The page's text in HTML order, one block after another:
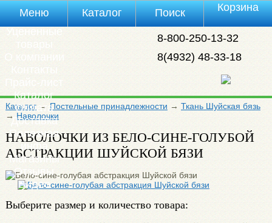
8-800-250-13-32
8(4932) 48-33-18
Каталог→ Постельные принадлежности → Ткань Шуйская бязь
→ Наволочки
НАВОЛОЧКИ ИЗ БЕЛО-СИНЕ-ГОЛУБОЙ
АБСТРАКЦИИ ШУЙСКОЙ БЯЗИ
Выберите размер и количество товара:
Меню
Уцененные
товары
О компании
Контакты
Прайс-лист
Каталог
Оплата
Доставка
Полезная
инфа
Магазины
Отзывы
Видео
Каталог Поиск Корзина